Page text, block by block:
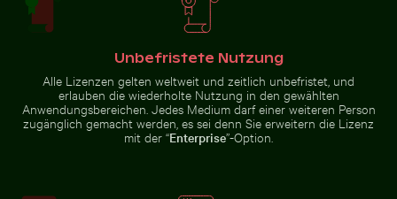
Brauner
Pelikan auf
Holzpfosten
am Meer
Chamarel Wasserfall umgeben von
üppigem Grün mit Regenbogen,
Mauritius
Blühende
Kirschblüten
im Frühling
Unbefristete Nutzung
Alle Lizenzen gelten weltweit und zeitlich unbefristet, und
erlauben die wiederholte Nutzung in den gewählten
Anwendungsbereichen. Jedes Medium darf einer weiteren Person
zugänglich gemacht werden, es sei denn Sie erweitern die Lizenz
mit der “Enterprise”-Option.